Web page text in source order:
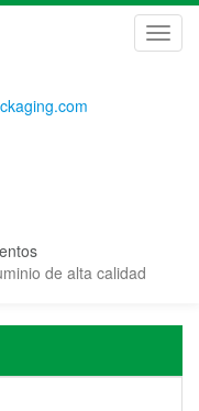
de alta calidad